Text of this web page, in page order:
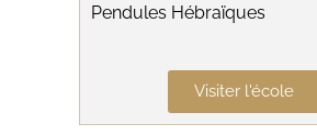
Pendules Hébraïques
Visiter l'école